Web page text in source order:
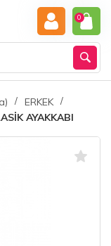
0
ERKEK
AYAKKABI